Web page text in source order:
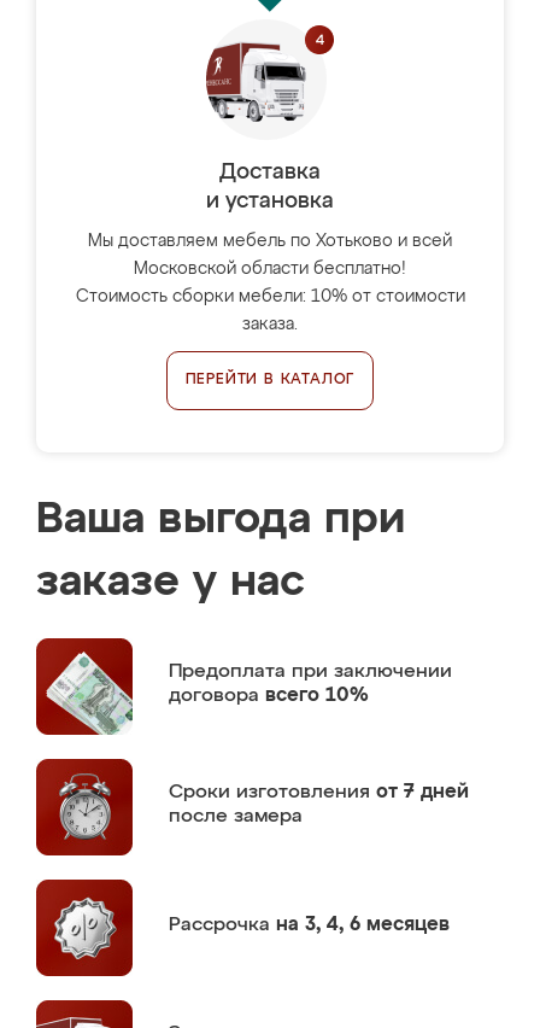
Доставка
и установка
Мы доставляем мебель по Хотьково и всей
Московской области бесплатно!
Стоимость сборки мебели: 10% от стоимости
заказа.
ПЕРЕЙТИ В КАТАЛОГ
Ваша выгода при
заказе у нас
Предоплата при заключении
договора всего 10%
Сроки изготовления от 7 дней
после замера
Рассрочка на 3, 4, 6 месяцев